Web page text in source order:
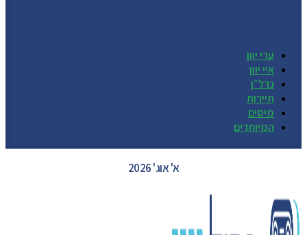
ערי יוון
איי יוון
נדל״ן
תיירות
מיסים
המיוחדים
א' אוג' 2026